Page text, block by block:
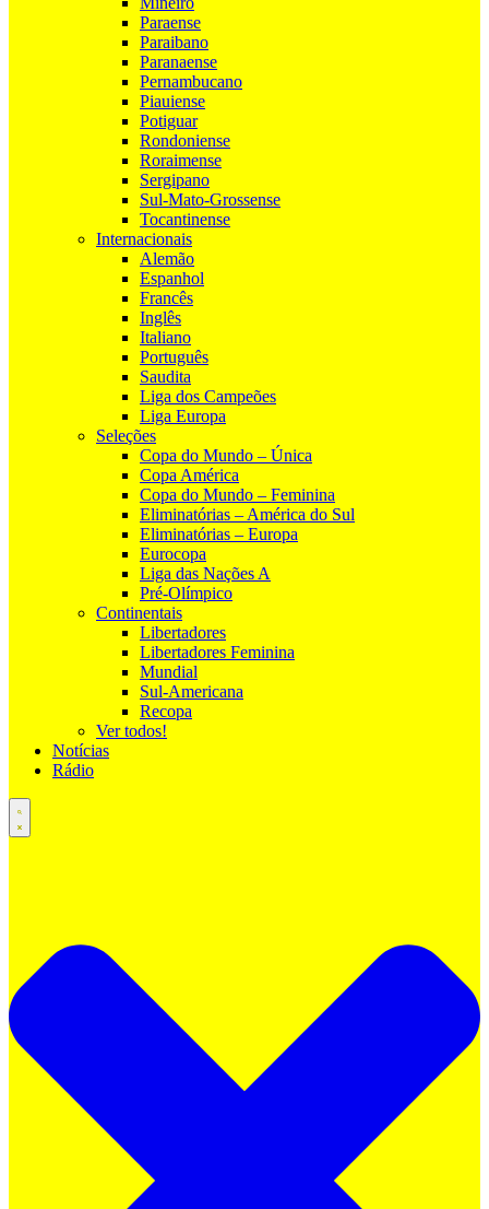
Paraense
Paraibano
Paranaense
Pernambucano
Piauiense
Potiguar
Rondoniense
Roraimense
Sergipano
Sul-Mato-Grossense
Tocantinense
Internacionais
Alemão
Espanhol
Francês
Inglês
Italiano
Português
Saudita
Liga dos Campeões
Liga Europa
Seleções
Copa do Mundo – Única
Copa América
Copa do Mundo – Feminina
Eliminatórias – América do Sul
Eliminatórias – Europa
Eurocopa
Liga das Nações A
Pré-Olímpico
Continentais
Libertadores
Libertadores Feminina
Mundial
Sul-Americana
Recopa
Ver todos!
Notícias
Rádio